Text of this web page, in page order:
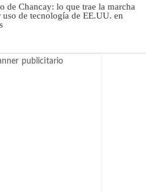
de Chancay: lo que trae la marcha
uso de tecnología de EE.UU. en